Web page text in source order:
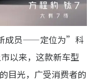
新成员——定位为”科
以来，这款新车型
目光，广受消费者的